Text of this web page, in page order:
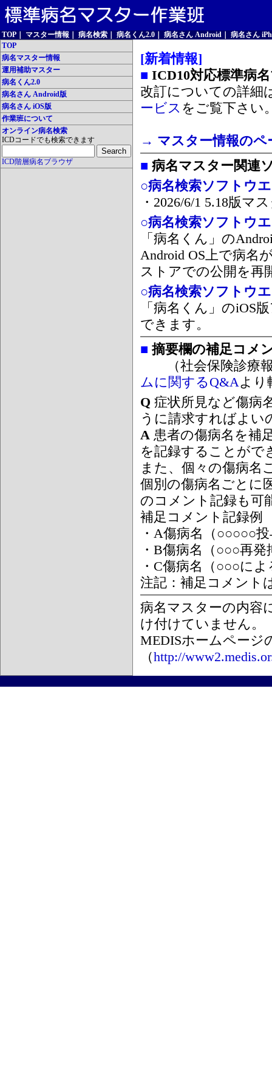
TOP マスター情報 病名検索 病名くん2.0 病名さん Android
病名さん
TOP
病名マスター情報
運用補助マスター
病名くん2.0
病名さん Android版
病名さん iOS版
作業班について
オンライン病名検索
ICDコードでも検索できます
ICD階層病名ブラウザ
[新着情報]
■ ICD10対応標準病
改訂についての詳細
ービス をご覧下さい
→ マスター情報のペ
■ 病名マスター関連
○病名検索ソフトウ
・2026/6/1 5.18版マ
○病名検索ソフトウ
「病名くん」の
Android OS上で病名
ストアでの公開を再
○病名検索ソフトウ
「病名くん」のiOS
できます。
■ 摘要欄の補足コメ
（社会保険診療報
ムに関するQ&Aより
Q 症状所見など傷病
うに請求すればよい
A 患者の傷病名を補
を記録することがで
また、個々の傷病名
個別の傷病名ごとに
のコメント記録も可
補足コメント記録例
・A傷病名（○○○○○
・B傷病名（○○○再
・C傷病名（○○○に
注記：補足コメント
病名マスターの内容
け付けていません。
MEDISホームページ
（http://